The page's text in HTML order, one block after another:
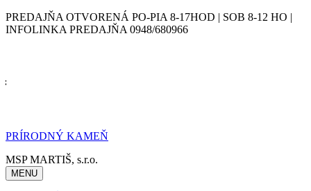
Skip
to
PREDAJŇA OTVORENÁ PO-PIA 8-17HOD | SOB 8-12 HO |
INFOLINKA PREDAJŇA 0948/680966
PRÍRODNÝ KAMEŇ
MSP MARTIŠ, s.r.o.
MENU